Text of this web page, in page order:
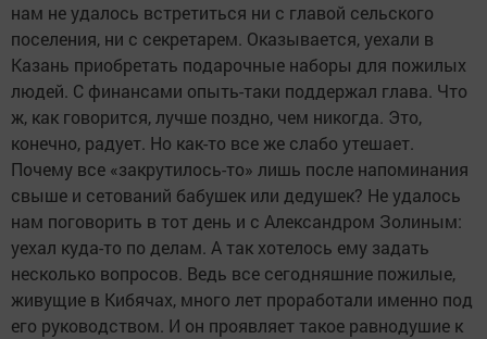
нам не удалось встретиться ни с главой сельского
поселения, ни с секретарем. Оказывается, уехали в
Казань приобретать подарочные наборы для пожилых
людей. С финансами опыть-таки поддержал глава. Что
ж, как говорится, лучше поздно, чем никогда. Это,
конечно, радует. Но как-то все же слабо утешает.
Почему все «закрутилось-то» лишь после напоминания
свыше и сетований бабушек или дедушек? Не удалось
нам поговорить в тот день и с Александром Золиным:
уехал куда-то по делам. А так хотелось ему задать
несколько вопросов. Ведь все сегодняшние пожилые,
живущие в Кибячах, много лет проработали именно под
его руководством. И он проявляет такое равнодушие к